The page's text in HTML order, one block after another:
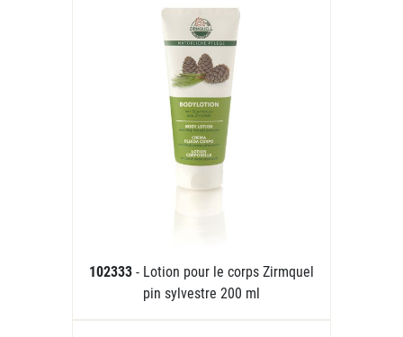
102333 - Lotion pour le corps Zirmquel
pin sylvestre 200 ml